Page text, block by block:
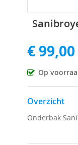
€ 99,00
Op
Overzicht
Onderbak
naar
begin
van
de
afbeeldingen-
gallerij